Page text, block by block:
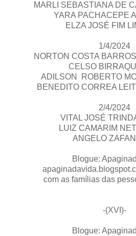
MARLI SEBASTIANA DE
YARA PACHACEPE
ELZA JOSÉ FIM
1/4/2024
NORTON COSTA
CELSO
ADILSON ROBERTO
BENEDITO CORREA
2/4/2024
VITAL JOSÉ
LUIZ CAMARIM
ANGELO
Blogue:
com as famílias das
-(XVI)-
Blogue: